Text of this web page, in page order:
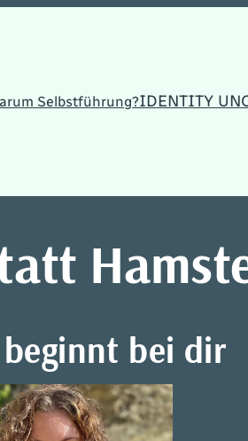
Selbstführung?IDENTITY
bei dir